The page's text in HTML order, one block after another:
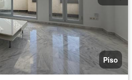
Piso